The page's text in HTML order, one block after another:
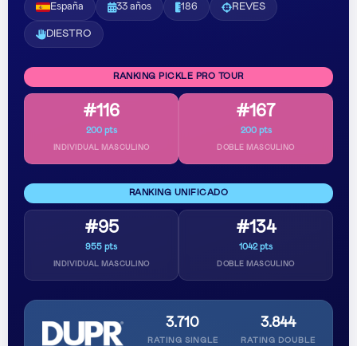
España 33 años 186 REVES
DIESTRO
RANKING PICKLE PRO TOUR
#116
200 pts
INDIVIDUAL MASCULINO
#167
200 pts
DOBLE MASCULINO
RANKING UNIFICADO
#95
955 pts
INDIVIDUAL MASCULINO
#134
1042 pts
DOBLE MASCULINO
3.710
RATING SINGLE
3.844
RATING DOUBLE